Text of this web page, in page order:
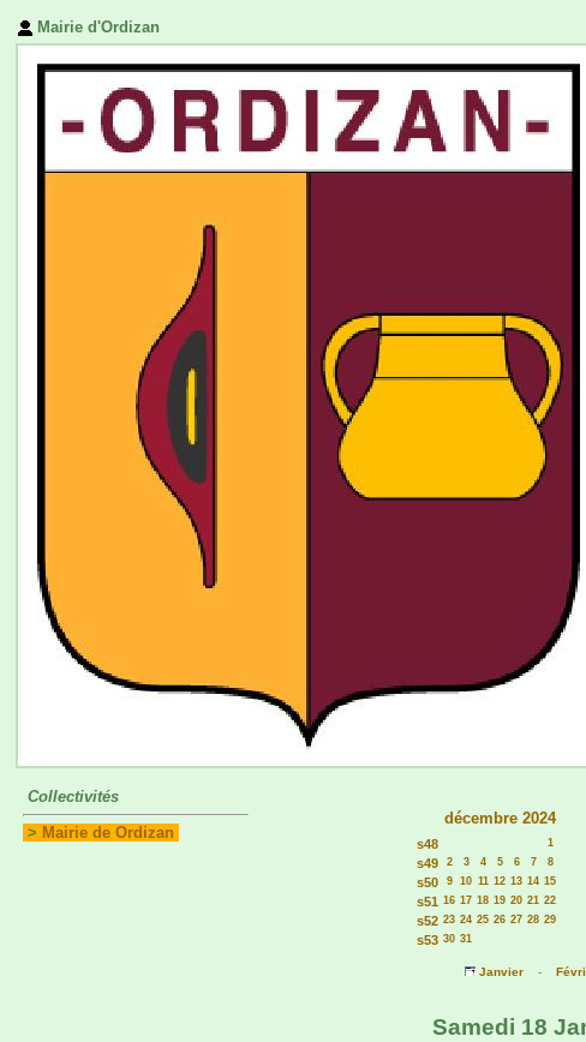
Mairie d'Ordizan
Collectivités
> Mairie de Ordizan
décembre 2024
s48 1
s49 2 3 4 5 6 7 8
s50 9 10 11 12 13 14 15
s51 16 17 18 19 20 21 22
s52 23 24 25 26 27 28 29
s53 30 31
Janvier -
Samedi 18